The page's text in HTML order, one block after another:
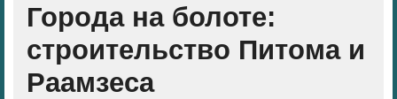
Города на болоте:
строительство Питома и
Раамзеса